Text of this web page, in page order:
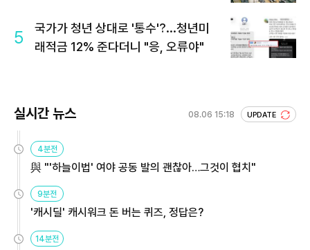
5
국가가 청년 상대로 '통수'?...청년미
래적금 12% 준다더니 "응, 오류야"
실시간 뉴스 08.06 15:18 UPDATE
4분전
與 "'하늘이법' 여야 공동 발의 괜찮아…그것이 협치"
9분전
'캐시딜' 캐시워크 돈 버는 퀴즈, 정답은?
14분전